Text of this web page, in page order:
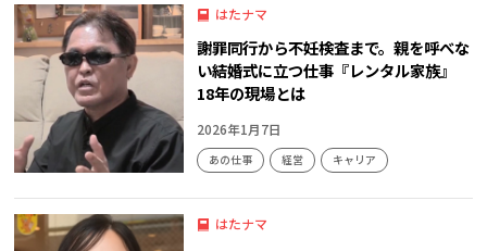
はたナマ
謝罪同行から不妊検査まで。親を呼べな
い結婚式に立つ仕事『レンタル家族』
18年の現場とは
2026年1月7日
あの仕事 経営 キャリア
はたナマ